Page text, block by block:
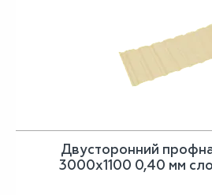
Двусторонний
3000х1100 0,40 мм